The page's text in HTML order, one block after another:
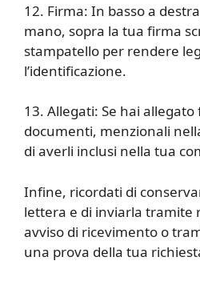
12. Firma: In basso a
mano, sopra la tua firma
stampatello per rendere
l’identificazione.
13. Allegati: Se hai
documenti, menzionali
di averli inclusi nella tua
Infine, ricordati di
lettera e di inviarla tramite
avviso di ricevimento o
una prova della tua